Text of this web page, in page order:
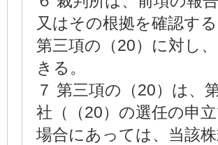
又はその根拠を確認す
第三項の（20）に対し
きる。
７ 第三項の（20）は、
社（（20）の選任の申
場合にあっては、当該